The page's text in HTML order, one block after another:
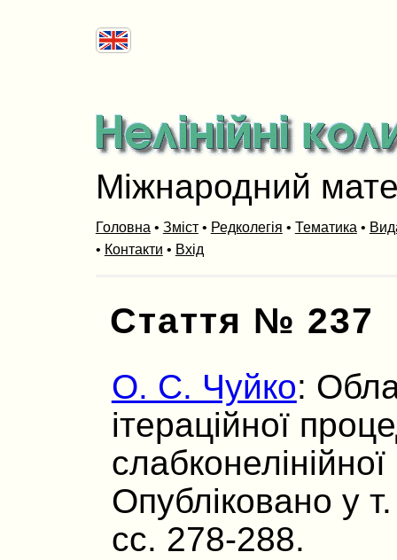
Міжнародний
Головна • Зміст• Редколегія • Тематика •
• Контакти • Вхід
Стаття № 237
О. С. Чуйко:
ітераційної
Опубліковано у
сс. 278-288.